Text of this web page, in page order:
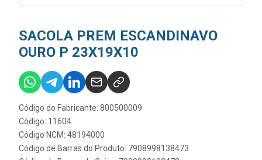
SACOLA PREM ESCANDINAVO
OURO P 23X19X10
Código do Fabricante: 800500009
Código: 11604
Código NCM: 48194000
Código de Barras do Produto: 7908998138473